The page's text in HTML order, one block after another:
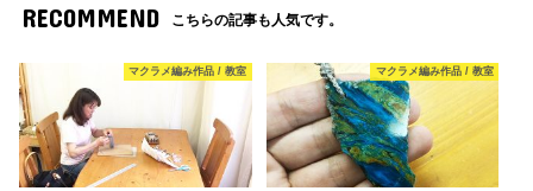
RECOMMEND こちらの記事も人気です。
マクラメ編み作品 / 教室 マクラメ編み作品 / 教室